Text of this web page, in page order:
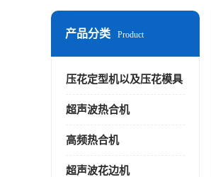
产品分类 Product
压花定型机以及压花模具
超声波热合机
高频热合机
超声波花边机